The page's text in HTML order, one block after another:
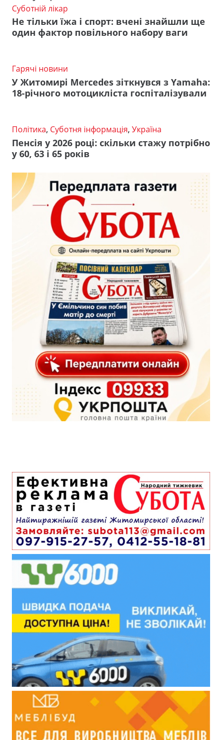
Суботній лікар
Не тільки їжа і спорт: вчені знайшли ще
один фактор повільного набору ваги
Гарячі новини
У Житомирі Mercedes зіткнувся з Yamaha:
18-річного мотоцикліста госпіталізували
Політика, Суботня інформація, Україна
Пенсія у 2026 році: скільки стажу потрібно
у 60, 63 і 65 років